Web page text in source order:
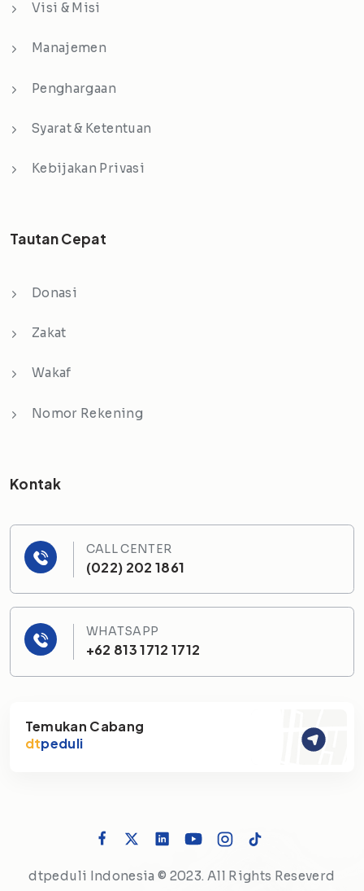
Visi & Misi
Manajemen
Penghargaan
Syarat & Ketentuan
Kebijakan Privasi
Tautan Cepat
Donasi
Zakat
Wakaf
Nomor Rekening
Kontak
CALL CENTER
(022) 202 1861
WHATSAPP
+62 813 1712 1712
Temukan Cabang
dtpeduli
dtpeduli Indonesia © 2023. All Rights Reseverd